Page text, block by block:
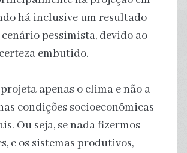
há inclusive um resultado
pessimista, devido ao
embutido.
apenas o clima e não a
condições socioeconômicas
Ou seja, se nada fizermos
e os sistemas produtivos,